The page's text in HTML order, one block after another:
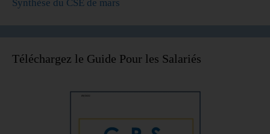
Synthèse du CSE de mars
Téléchargez le Guide Pour les Salariés